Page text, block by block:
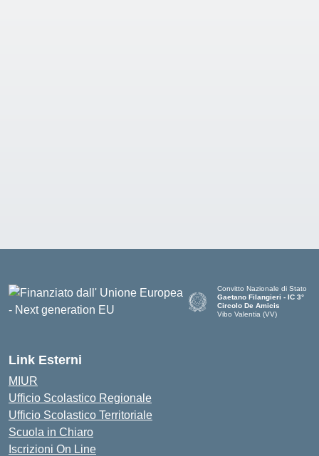
Convitto Nazionale di Stato
Gaetano Filangieri - IC 3°
Circolo De Amicis
Vibo Valentia (VV)
Link Esterni
MIUR
Ufficio Scolastico Regionale
Ufficio Scolastico Territoriale
Scuola in Chiaro
Iscrizioni On Line